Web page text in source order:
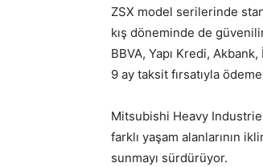
ZSX model serilerinde
kış döneminde de
BBVA, Yapı Kredi,
9 ay taksit fırsatıyla
Mitsubishi Heavy
farklı yaşam alanlarının
sunmayı sürdürüyor.